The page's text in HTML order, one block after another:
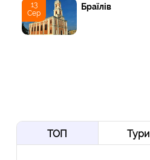
13
Сер
Браїлів
ТОП Тури